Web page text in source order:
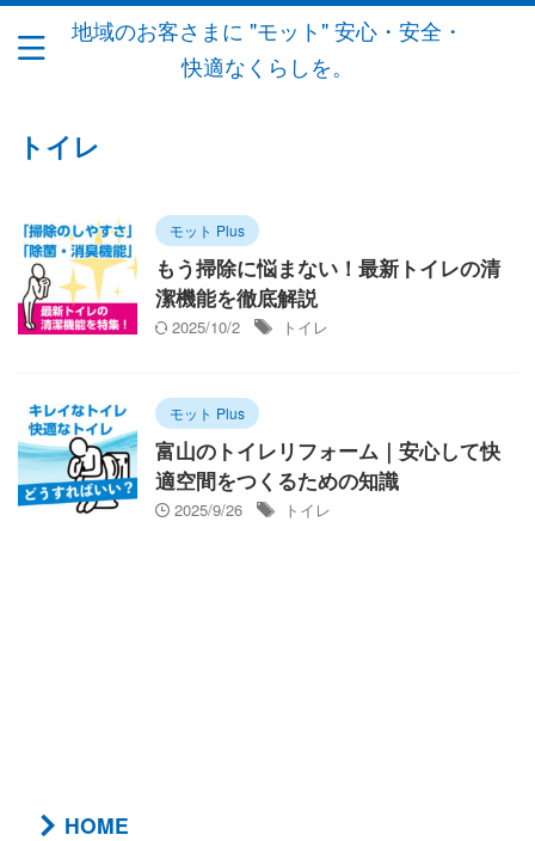
地域のお客さまに "モット" 安心・安全・
快適なくらしを。
トイレ
モット Plus
もう掃除に悩まない！最新トイレの清
潔機能を徹底解説
2025/10/2 トイレ
モット Plus
富山のトイレリフォーム｜安心して快
適空間をつくるための知識
2025/9/26 トイレ
HOME